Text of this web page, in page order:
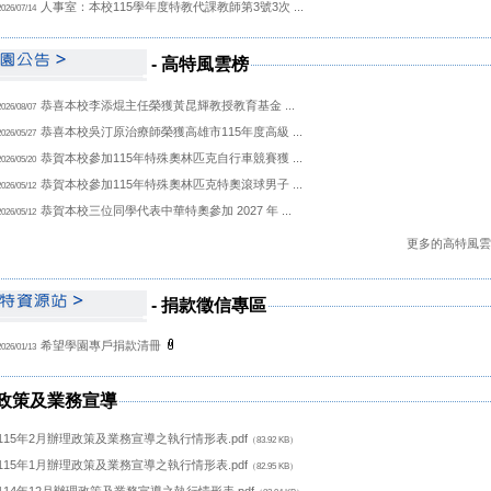
07/14 人事室：本校115學年度特教代課教師第3號3次 ...
防疫公告
- 高特風雲榜
08/07 恭喜本校李添焜主任榮獲黃昆輝教授教育基金 ...
05/27 恭喜本校吳汀原治療師榮獲高雄市115年度高級 ...
05/20 恭賀本校參加115年特殊奧林匹克自行車競賽獲 ...
05/12 恭賀本校參加115年特殊奧林匹克特奧滾球男子 ...
05/12 恭賀本校三位同學代表中華特奧參加 2027 年 ...
更多的高特風
高特教師會
教育產業工會
教師職業工會
- 捐款徵信專區
01/13 希望學園專戶捐款清冊
策及業務宣導
年2月辦理政策及業務宣導之執行情形表.pdf （83.92 KB）
年1月辦理政策及業務宣導之執行情形表.pdf （82.95 KB）